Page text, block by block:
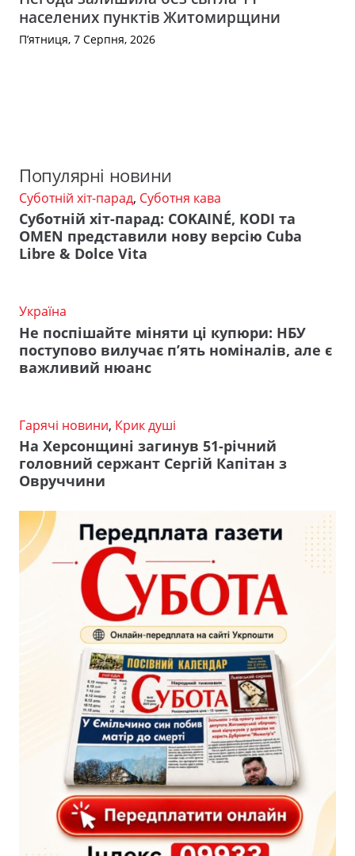
населених пунктів Житомирщини
П’ятниця, 7 Серпня, 2026
Популярні новини
Суботній хіт-парад, Суботня кава
Суботній хіт-парад: COKAINÉ, KODI та
OMEN представили нову версію Cuba
Libre & Dolce Vita
Україна
Не поспішайте міняти ці купюри: НБУ
поступово вилучає п’ять номіналів, але є
важливий нюанс
Гарячі новини, Крик душі
На Херсонщині загинув 51-річний
головний сержант Сергій Капітан з
Овруччини